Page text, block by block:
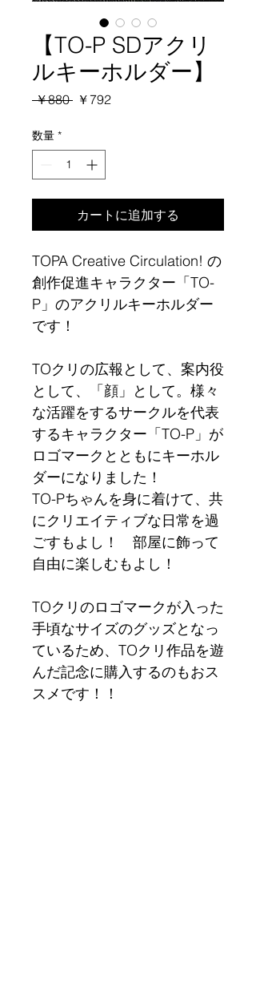
【TO-P SDアクリ
ルキーホルダー】
￥880 通
格
￥792セ
数量 *
カートに追加する
TOPA Creative Circulation! の
創作促進キャラクター「TO-
P」のアクリルキーホルダー
です！
TOクリの広報として、案内役
として、「顔」として。様々
な活躍をするサークルを代表
するキャラクター「TO-P」が
ロゴマークとともにキーホル
ダーになりました！
TO-Pちゃんを身に着けて、共
にクリエイティブな日常を過
ごすもよし！　部屋に飾って
自由に楽しむもよし！
TOクリのロゴマークが入った
手頃なサイズのグッズとなっ
ているため、TOクリ作品を遊
んだ記念に購入するのもおス
スメです！！